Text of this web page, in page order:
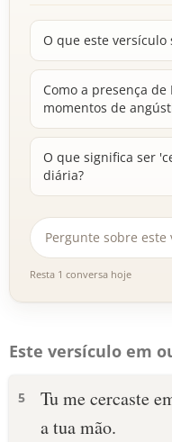
O que este versículo
Como a presença
momentos de
O que significa ser
diária?
Resta 1 conversa hoje
Este versículo em
5
Tu me cercaste
a tua mão.